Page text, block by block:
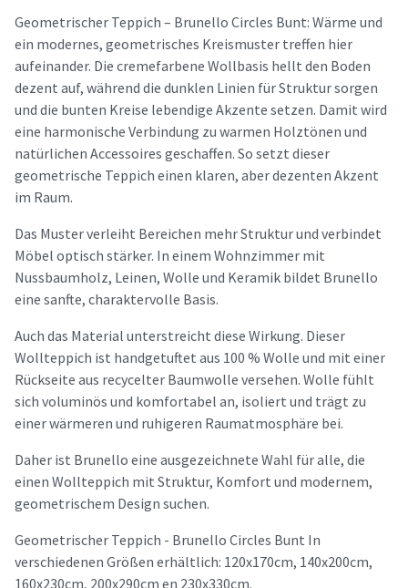
Geometrischer Teppich – Brunello Circles Bunt: Wärme und
ein modernes, geometrisches Kreismuster treffen hier
aufeinander. Die cremefarbene Wollbasis hellt den Boden
dezent auf, während die dunklen Linien für Struktur sorgen
und die bunten Kreise lebendige Akzente setzen. Damit wird
eine harmonische Verbindung zu warmen Holztönen und
natürlichen Accessoires geschaffen. So setzt dieser
geometrische Teppich einen klaren, aber dezenten Akzent
im Raum.
Das Muster verleiht Bereichen mehr Struktur und verbindet
Möbel optisch stärker. In einem Wohnzimmer mit
Nussbaumholz, Leinen, Wolle und Keramik bildet Brunello
eine sanfte, charaktervolle Basis.
Auch das Material unterstreicht diese Wirkung. Dieser
Wollteppich ist handgetuftet aus 100 % Wolle und mit einer
Rückseite aus recycelter Baumwolle versehen. Wolle fühlt
sich voluminös und komfortabel an, isoliert und trägt zu
einer wärmeren und ruhigeren Raumatmosphäre bei.
Daher ist Brunello eine ausgezeichnete Wahl für alle, die
einen Wollteppich mit Struktur, Komfort und modernem,
geometrischem Design suchen.
Geometrischer Teppich - Brunello Circles Bunt In
verschiedenen Größen erhältlich: 120x170cm, 140x200cm,
160x230cm, 200x290cm en 230x330cm.